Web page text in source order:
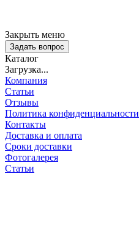
Закрыть меню
Задать вопрос
Каталог
Загрузка...
Компания
Статьи
Отзывы
Политика конфиденциальности
Контакты
Доставка и оплата
Сроки доставки
Фотогалерея
Статьи